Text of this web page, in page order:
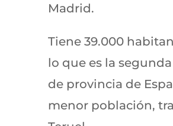
Madrid.
Tiene 39.000
lo que es la
de provincia de
menor población,